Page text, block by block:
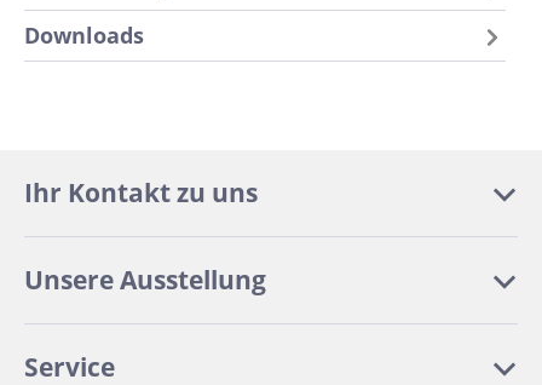
Downloads
Ihr Kontakt zu uns
Unsere Ausstellung
Service